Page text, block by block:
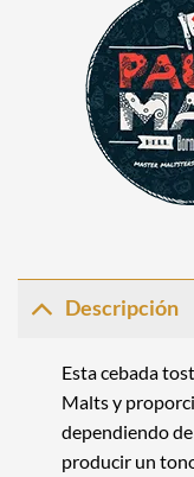
Descripción
Esta cebada
Maltsy
dependiendo
producir un